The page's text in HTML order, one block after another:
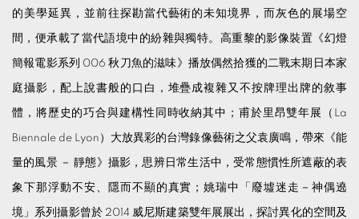
的美學延異，並前往探勘當代藝術的未知境界，而灰色的展場空
間，便承載了當代語境中的紛雜與獨特。高重黎的影像裝置《幻燈
簡報電影系列 006 秋刀魚的滋味》播放偶然拾獲的二戰末期日本家
庭攝影，配上說書般的口白，堆疊成複雜又不按牌理出牌的敘事
體，將歷史的巧合與建構性同時收納其中；甫於里昂雙年展（La
Biennale de Lyon）大放異彩的台灣錄像藝術之父袁廣鳴，帶來《能
量的風景 － 靜態》攝影，思辨日常生活中，受常態慣性所遮蔽的表
象下那浮動不安、隱而不顯的真實；姚瑞中「廢墟迷走－神偶遶
境」系列攝影曾於 2014 威尼斯建築雙年展展出，探討異化的空間及